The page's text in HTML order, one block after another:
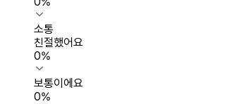
소통
친절했어요
0%
보통이에요
0%